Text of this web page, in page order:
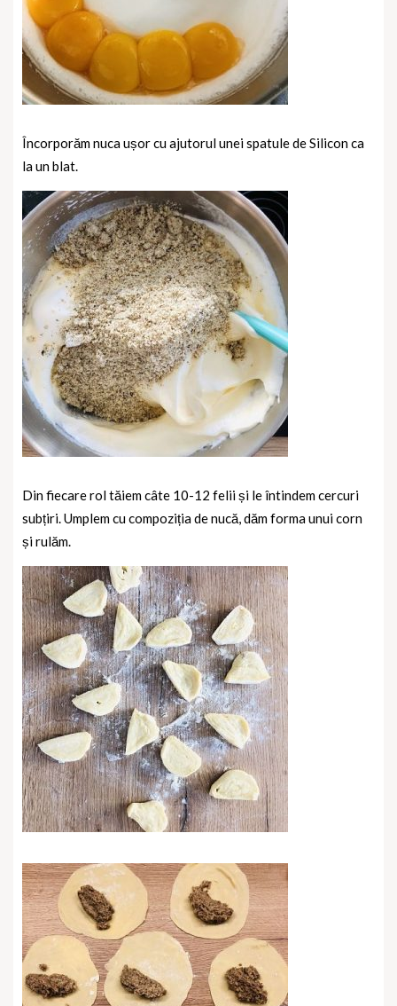
Încorporăm nuca ușor cu ajutorul unei spatule de Silicon ca
la un blat.
Din fiecare rol tăiem câte 10-12 felii și le întindem cercuri
subțiri. Umplem cu compoziția de nucă, dăm forma unui corn
și rulăm.